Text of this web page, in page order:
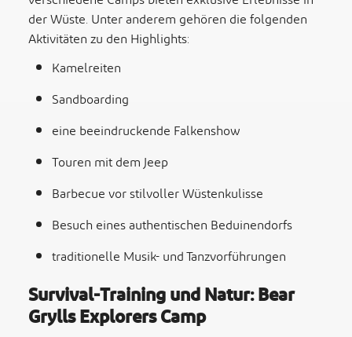
der Wüste. Unter anderem gehören die folgenden
Aktivitäten zu den Highlights:
Kamelreiten
Sandboarding
eine beeindruckende Falkenshow
Touren mit dem Jeep
Barbecue vor stilvoller Wüstenkulisse
Besuch eines authentischen Beduinendorfs
traditionelle Musik- und Tanzvorführungen
Survival‑Training und Natur: Bear
Grylls Explorers Camp